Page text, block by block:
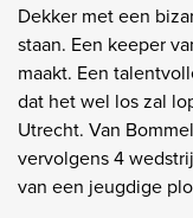
Dekker met een
staan. Een keeper
maakt. Een
dat het wel los zal
Utrecht. Van
vervolgens 4
van een jeugdige